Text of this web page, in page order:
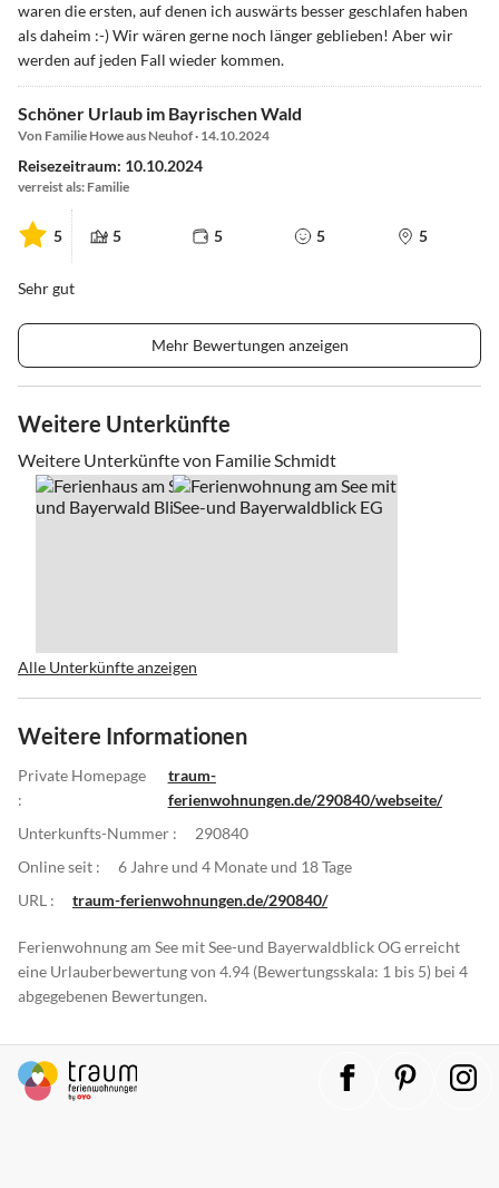
waren die ersten, auf denen ich auswärts besser geschlafen haben
als daheim :-) Wir wären gerne noch länger geblieben! Aber wir
werden auf jeden Fall wieder kommen.
Schöner Urlaub im Bayrischen Wald
Von Familie Howe aus Neuhof · 14.10.2024
Reisezeitraum: 10.10.2024
verreist als: Familie
5 5 5 5 5
Sehr gut
Mehr Bewertungen anzeigen
Weitere Unterkünfte
Weitere Unterkünfte von Familie Schmidt
Alle Unterkünfte anzeigen
Weitere Informationen
Private Homepage
:
traum-
ferienwohnungen.de/290840/webseite/
Unterkunfts-Nummer :
290840
Online seit :
6 Jahre und 4 Monate und 18 Tage
URL :
traum-ferienwohnungen.de/290840/
Ferienwohnung am See mit See-und Bayerwaldblick OG erreicht
eine Urlauberbewertung von 4.94 (Bewertungsskala: 1 bis 5) bei 4
abgegebenen Bewertungen.